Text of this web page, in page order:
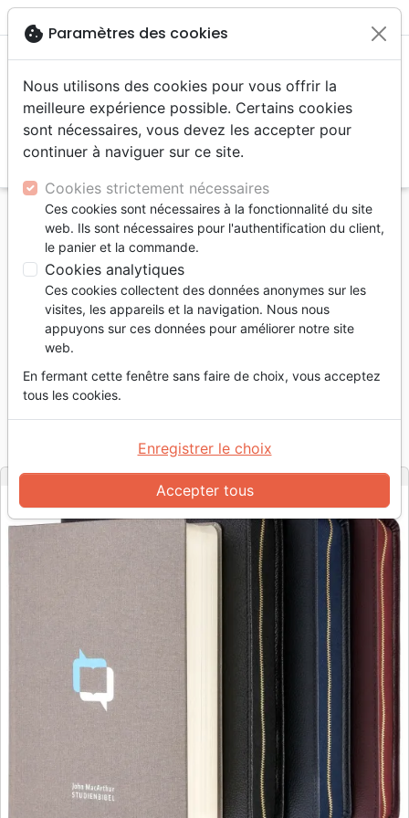
menu
Accueil Bibles
Bibles d'étude
Bible d'étude MacArthur avec étui en cuir véritable
- Étui en cuir véritable légèrement grainé avec
fermeture à glissière - Noir
Bible d'étude MacArthur avec étui en
cuir véritable
Étui en cuir véritable légèrement grainé
avec fermeture à glissière - Noir
Christliche Buchhandlung Bühne
cookie Paramètres des cookies
Nous utilisons des cookies pour vous offrir la
meilleure expérience possible. Certains cookies
sont nécessaires, vous devez les accepter pour
continuer à naviguer sur ce site.
Cookies strictement nécessaires
Ces cookies sont nécessaires à la fonctionnalité du site
web. Ils sont nécessaires pour l'authentification du client,
le panier et la commande.
Cookies analytiques
Ces cookies collectent des données anonymes sur les
visites, les appareils et la navigation. Nous nous
appuyons sur ces données pour améliorer notre site
web.
En fermant cette fenêtre sans faire de choix, vous acceptez
tous les cookies.
Accepter tous
Enregistrer le choix